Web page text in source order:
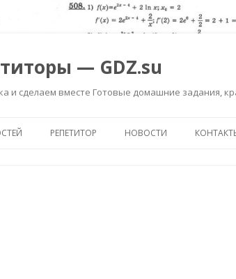
— GDZ.su
и сделаем вместе Готовые домашние задания,
РЕПЕТИТОР НОВОСТИ